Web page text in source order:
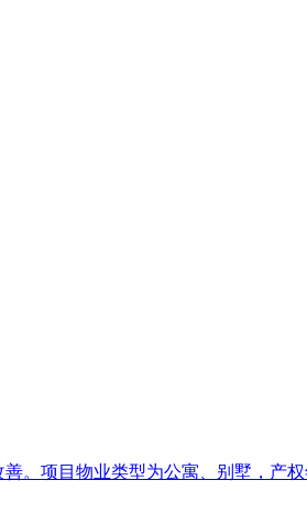
。项目物业类型为公寓、别墅，产